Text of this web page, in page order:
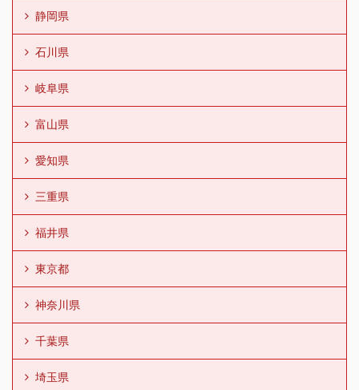
静岡県
石川県
岐阜県
富山県
愛知県
三重県
福井県
東京都
神奈川県
千葉県
埼玉県